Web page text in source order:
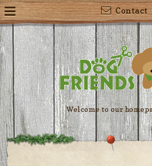
Contact
Welcome to our